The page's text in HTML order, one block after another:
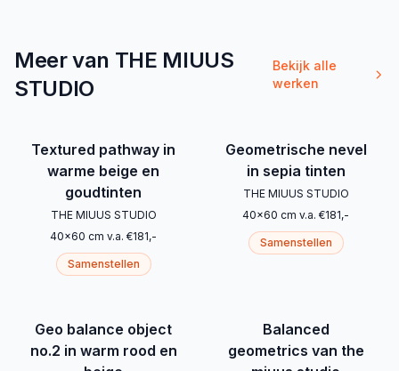
Meer van THE MIUUS
STUDIO
Bekijk alle
werken
Textured pathway in
warme beige en
goudtinten
THE MIUUS STUDIO
40x60 cm v.a. €181,-
Samenstellen
Geometrische nevel
in sepia tinten
THE MIUUS STUDIO
40x60 cm v.a. €181,-
Samenstellen
Geo balance object
no.2 in warm rood en
Balanced
geometrics van the